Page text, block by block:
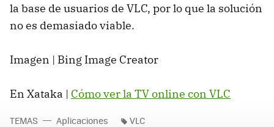
la base de usuarios de VLC, por lo que la solución
no es demasiado viable.
Imagen | Bing Image Creator
En Xataka | Cómo ver la TV online con VLC
TEMAS Aplicaciones VLC